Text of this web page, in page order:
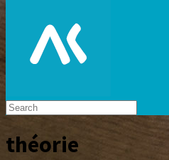
théorie